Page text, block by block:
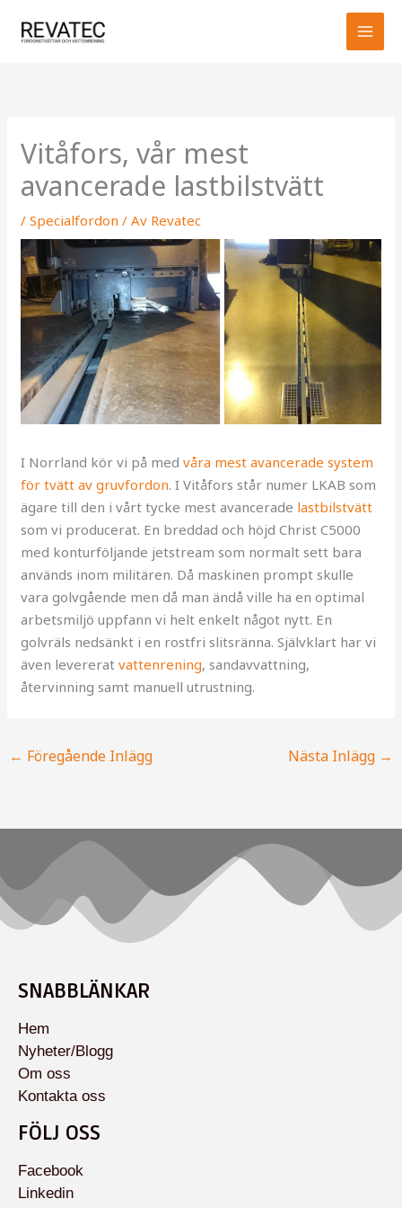
Vitåfors, vår mest
avancerade lastbilstvätt
/Specialfordon / Av Revatec
I Norrland kör vi på medvåra mest avancerade system
för tvätt av gruvfordon. I Vitåfors står numer LKAB som
ägare till den i vårt tycke mest avancerade lastbilstvätt
som vi producerat. En breddad och höjd Christ C5000
med konturföljande jetstream som normalt sett bara
används inom militären. Då maskinen prompt skulle
vara golvgående men då man ändå ville ha en optimal
arbetsmiljö uppfann vi helt enkelt något nytt. En
golvräls nedsänkt i en rostfri slitsränna. Självklart har vi
även levereratvattenrening, sandavvattning,
återvinning samt manuell utrustning.
← Föregående Inlägg Nästa Inlägg →
SNABBLÄNKAR
Hem
Nyheter/Blogg
Om oss
Kontakta oss
FÖLJ OSS
Facebook
Linkedin